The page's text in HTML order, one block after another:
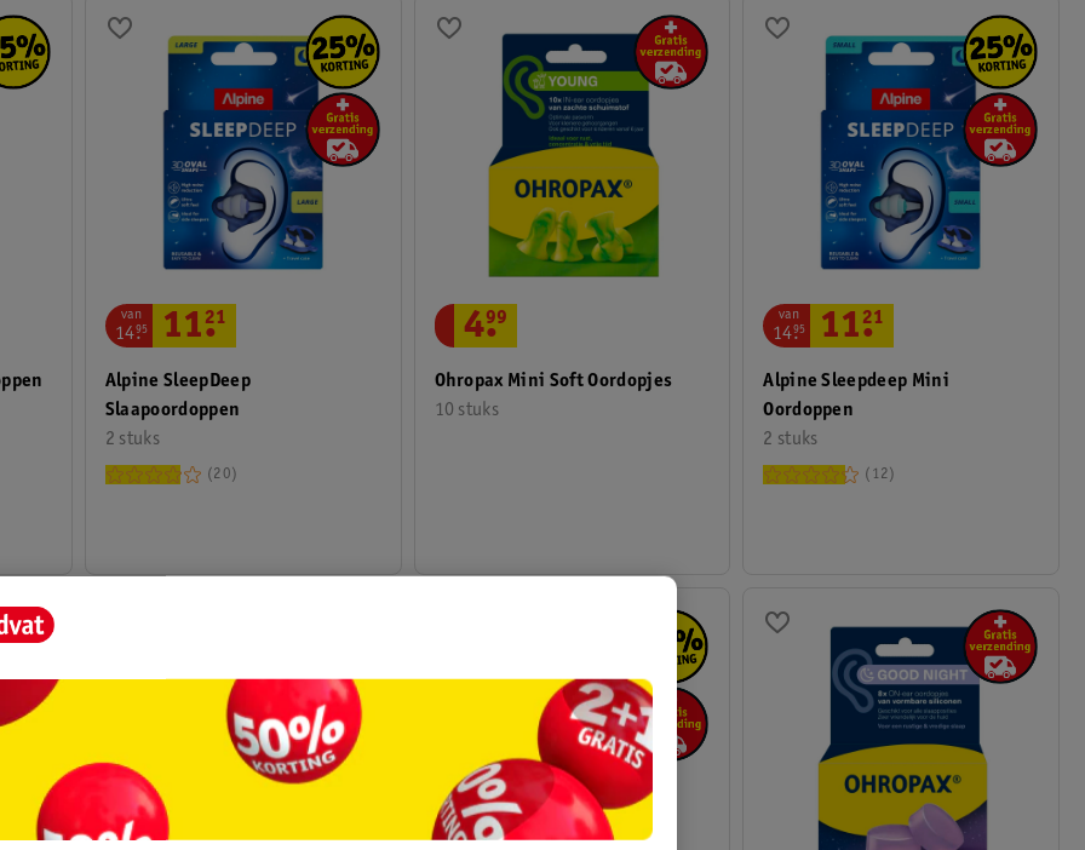
Alpine SleepDeep
Slaapoordoppen
2 stuks
van
14.
95 11.
21
20
Ohropax Mini Soft Oordopjes
10 stuks
4.
99
Alpine Sleepdeep Mini
Oordoppen
2 stuks
van
14.
95 11.
21
12